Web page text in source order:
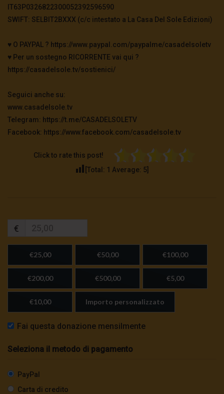
IT63P0326822300052392596590
SWIFT: SELBIT2BXXX (c/c intestato a La Casa Del Sole Edizioni)
♥️ O PAYPAL ? https://www.paypal.com/paypalme/casadelsoletv
♥️ Per un sostegno RICORRENTE vai qui ?
https://casadelsole.tv/sostienici/
Seguici anche su:
www.casadelsole.tv
Telegram: https://t.me/CASADELSOLETV
Facebook: https://www.facebook.com/casadelsole.tv
Click to rate this post!
[Total: 1 Average: 5
€
€25,00 €50,00 €100,00
€200,00 €500,00 €5,00
€10,00 Importo personalizzato
Fai questa donazione mensilmente
Seleziona il metodo di pagamento
PayPal
Carta di credito